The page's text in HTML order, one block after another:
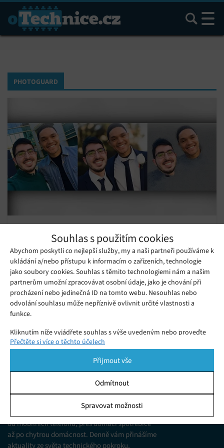
Souhlas s použitím cookies
Abychom poskytli co nejlepší služby, my a naši partneři používáme k
ukládání a/nebo přístupu k informacím o zařízeních, technologie
jako soubory cookies. Souhlas s těmito technologiemi nám a našim
partnerům umožní zpracovávat osobní údaje, jako je chování při
procházení nebo jedinečná ID na tomto webu. Nesouhlas nebo
odvolání souhlasu může nepříznivě ovlivnit určité vlastnosti a
funkce.
Kliknutím níže vyjádřete souhlas s výše uvedeným nebo proveďte
podrobnější rozhodnutí. Vaše volby budou použity pouze na tomto
pomocí přepínačů v Zásadách cookies nebo kliknutím na tlačítko
Spravovat souhlas ve spodní části obrazovky.
Ukládání a/nebo přístup k informacím v zařízení, Porozumění
publiku prostřednictvím statistik nebo kombinací údajů z
různých zdrojů.
Přečtěte si více o těchto účelech
Přijmout vše
Odmítnout
Spravovat možnosti
Hledat
PHOTOGUARD
nežádoucími úpravami umělou inteligencí
Úterý 25. 07. 2023 Redakce
Aplikace jako Dall-E a Stable Diffusion umožňují uživatelům za
pomoci umělé inteligence upravovat fotografie. Podobných
generativních systémů umělé inteligence je čím dál tím více a
aplikace na úpravu obrázků už vyvíjí i velké firmy jako Adobe
nebo Shutterstock. S novými aplikacemi však přicházejí i nové
problémy. Fotografie, umělecká díla i…
Jsme web zajímající se o technologické novinky
od mobilních telefonů, přes domácí spotřebiče
až po chytrou domácnost. Denně vám přinášíme
aktuality ze světa technického pokroku,